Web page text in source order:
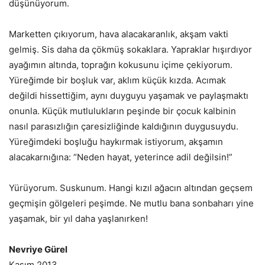
düşünüyorum.
Marketten çıkıyorum, hava alacakaranlık, akşam vakti
gelmiş. Sis daha da çökmüş sokaklara. Yapraklar hışırdıyor
ayağımın altında, toprağın kokusunu içime çekiyorum.
Yüreğimde bir boşluk var, aklım küçük kızda. Acımak
değildi hissettiğim, aynı duyguyu yaşamak ve paylaşmaktı
onunla. Küçük mutlulukların peşinde bir çocuk kalbinin
nasıl parasızlığın çaresizliğinde kaldığının duygusuydu.
Yüreğimdeki boşluğu haykırmak istiyorum, akşamın
alacakarnığına: “Neden hayat, yeterince adil değilsin!”
Yürüyorum. Suskunum. Hangi kızıl ağacın altından geçsem
geçmişin gölgeleri peşimde. Ne mutlu bana sonbaharı yine
yaşamak, bir yıl daha yaşlanırken!
Nevriye Gürel